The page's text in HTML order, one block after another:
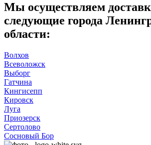
Мы осуществляем
следующие города
области:
Волхов
Всеволожск
Выборг
Гатчина
Кингисепп
Кировск
Луга
Приозерск
Сертолово
Сосновый Бор